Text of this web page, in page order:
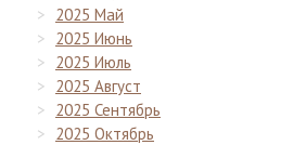
2025 Май
2025 Июнь
2025 Июль
2025 Август
2025 Сентябрь
2025 Октябрь